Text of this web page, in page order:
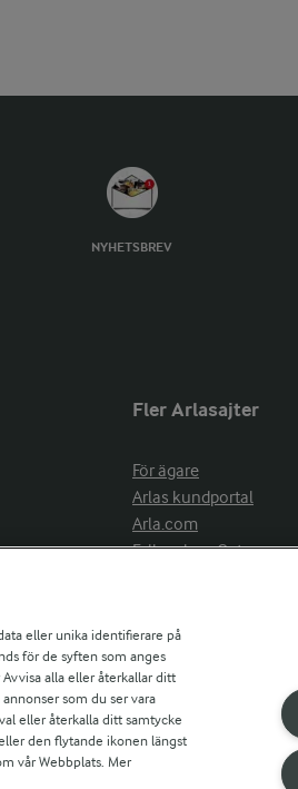
NYHETSBREV
Fler Arlasajter
För ägare
Arlas kundportal
Arla.com
Falbygdens Ost
eller unika identifierare på
för de syften som anges
alla eller återkallar ditt
som du ser vara
eller återkalla ditt samtycke
den flytande ikonen längst
vår Webbplats. Mer